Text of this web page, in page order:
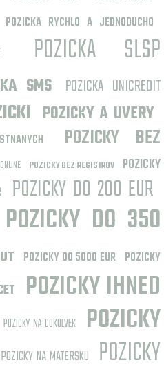
POZICKA RYCHLO A JEDNODUCHO
POZICKA SLSP
SMS POZICKA UNICREDIT
POZICKY A UVERY
POZICKY BEZ
POZICKY BEZ REGISTROV
POZICKY
POZICKY DO 200 EUR
POZICKY DO 350
POZICKY DO 5000 EUR POZICKY
POZICKY IHNED
POZICKY NA COKOLVEK
POZICKY
POZICKY NA MATERSKU POZICKY